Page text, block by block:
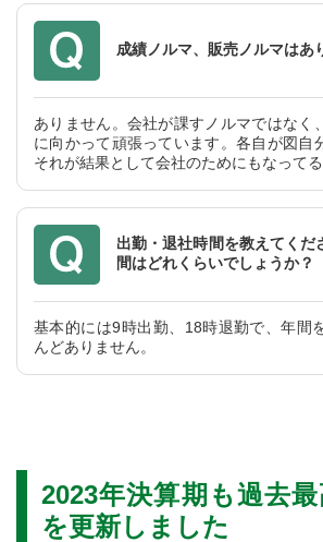
成績ノルマ、販売ノルマはあ
ありません。会社が課すノルマではなく
に向かって頑張っています。各自が図自
それが結果として会社のためにもなってる
出勤・退社時間を教えてくだ
間はどれくらいでしょうか？
基本的には9時出勤、18時退勤で、年間
んどありません。
2023年決算期も過去
を更新しました